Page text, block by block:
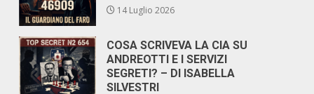
14 Luglio 2026
COSA SCRIVEVA LA CIA SU
ANDREOTTI E I SERVIZI
SEGRETI? – DI ISABELLA
SILVESTRI